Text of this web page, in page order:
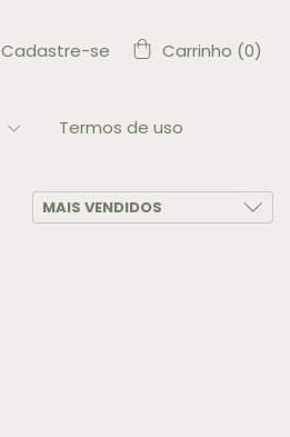
Cadastre-se Carrinho (0)
Termos de uso